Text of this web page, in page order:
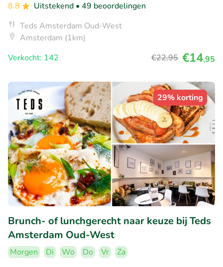
8.8
Uitstekend • 49 beoordelingen
Teds Amsterdam Oud-West
Amsterdam (1km)
Verkocht: 142
€22,95 €14,95
29% korting
Brunch- of lunchgerecht naar keuze bij Teds
Amsterdam Oud-West
Morgen Di Wo Do Vr
Za